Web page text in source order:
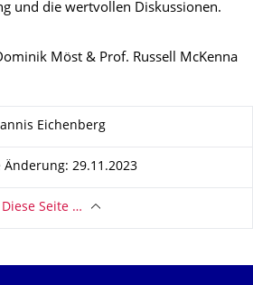
und die wertvollen Diskussionen.
Möst & Prof. Russell McKenna
Jannis Eichenberg
Änderung: 29.11.2023
Diese Seite …